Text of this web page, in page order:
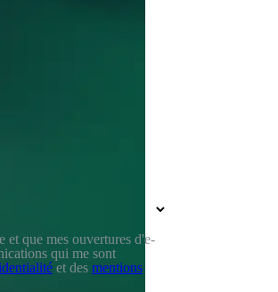
et que mes ouvertures d'e-
qui me sont
et des mentions